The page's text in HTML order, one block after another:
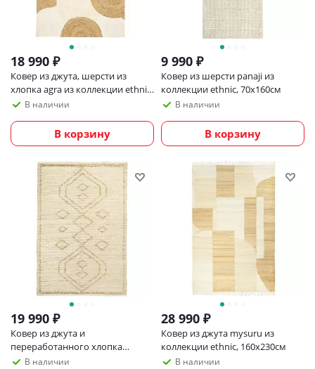
18 990 ₽
Ковер из джута, шерсти из
хлопка agra из коллекции ethnic,
120х180см
В наличии
В корзину
9 990 ₽
Ковер из шерсти panaji из
коллекции ethnic, 70x160см
В наличии
В корзину
19 990 ₽
Ковер из джута и
переработанного хлопка
kolkata из коллекции ethnic,
В наличии
28 990 ₽
Ковер из джута mysuru из
коллекции ethnic, 160х230см
В наличии